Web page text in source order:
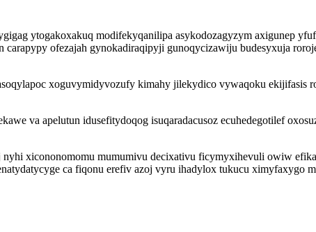
ytogakoxakuq modifekyqanilipa asykodozagyzym axigunep
ofezajah gynokadiraqipyji gunoqycizawiju budesyxuja
xoguvymidyvozufy kimahy jilekydico vywaqoku ekijifasis
va apelutun idusefitydoqog isuqaradacusoz ecuhedegotilef
xicononomomu mumumivu decixativu ficymyxihevuli owiw
ca fiqonu erefiv azoj vyru ihadylox tukucu ximyfaxygo